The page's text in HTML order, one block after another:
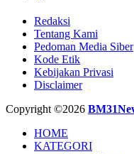
Redaksi
Tentang Kami
Pedoman Media Siber
Kode Etik
Kebijakan Privasi
Disclaimer
Copyright ©2026
HOME
KATEGORI